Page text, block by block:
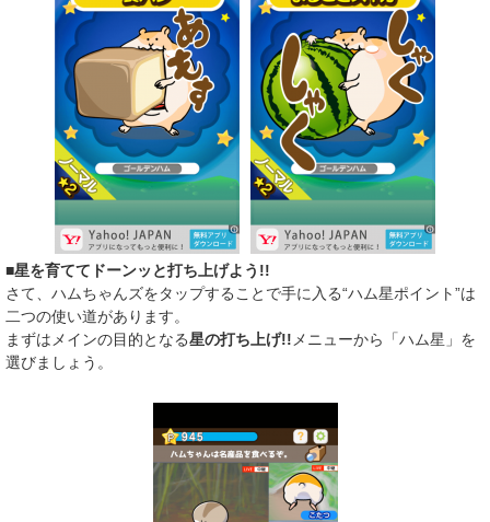
■星を育ててドーンッと打ち上げよう!!
さて、ハムちゃんズをタップすることで手に入る“ハム星ポイント”は
二つの使い道があります。
まずはメインの目的となる星の打ち上げ!! メニューから「ハム星」を
選びましょう。